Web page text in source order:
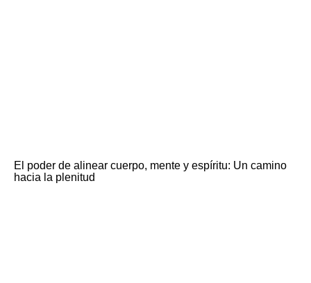
El poder de alinear cuerpo, mente y espíritu: Un camino
hacia la plenitud